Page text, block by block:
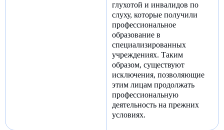
глухотой и инвалидов по
слуху, которые получили
профессиональное
образование в
специализированных
учреждениях. Таким
образом, существуют
исключения, позволяющие
этим лицам продолжать
профессиональную
деятельность на прежних
условиях.